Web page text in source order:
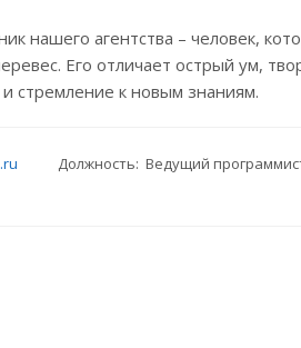
нашего агентства – человек,
Его отличает острый ум,
стремление к новым знаниям.
Должность: Ведущий